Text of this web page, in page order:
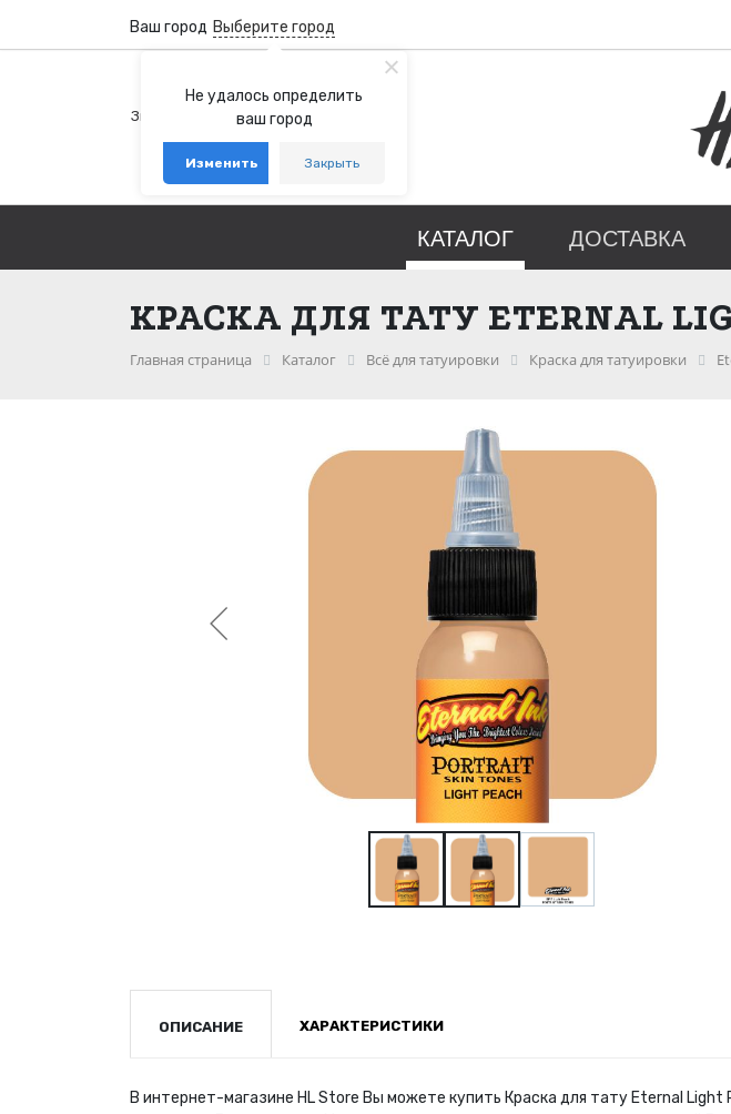
Не удалось определить
ваш город
Изменить Закрыть
Ваш город Выберите город
+7 (800) 100-76-77
Звонок бесплатный по России
+7 (931) 978-88-88
telegram whatsapp
КАТАЛОГ ДОСТАВКА
КРАСКА ДЛЯ ТАТУ ETERNAL
Главная страница Каталог Всё для татуировки Краска для татуировки
ОПИСАНИЕ ХАРАКТЕРИСТИКИ
В интернет-магазине HL Store Вы можете купить Краска для тату Eternal